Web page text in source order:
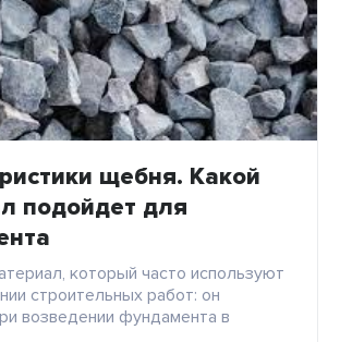
щебня. Какой
подойдет для
который часто используют
строительных работ: он
возведении фундамента в